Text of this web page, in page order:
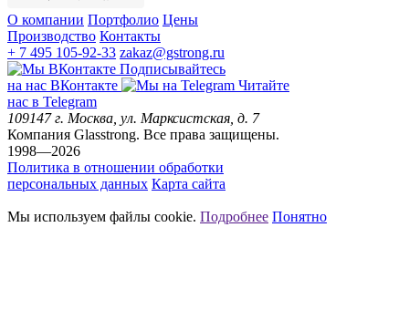
О компании Портфолио Цены
Производство Контакты
+ 7 495 105-92-33 zakaz@gstrong.ru
Подписывайтесь
на наc ВКонтакте
Читайте
нас в Telegram
109147 г. Москва ул. Марксистская, д. 7
Компания Glasstrong. Все права защищены.
1998—2026
Политика в отношении обработки
персональных данных Карта сайта
Мы используем файлы cookie. Подробнее Понятно